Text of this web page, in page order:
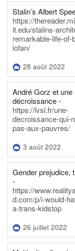
Stalin’s Albert
https://
it.edu/stalins-
remarkable-life-of-
iofan/
28 août 2022
André Gorz et une
décroissance -
https://lvsl.fr/une-
decroissance-qui-
pas-aux-pauvres/
3 août 2022
Gender prejudice,
-
https://
d.com/p/i-would-
a-trans-kidstop
26 juillet 2022